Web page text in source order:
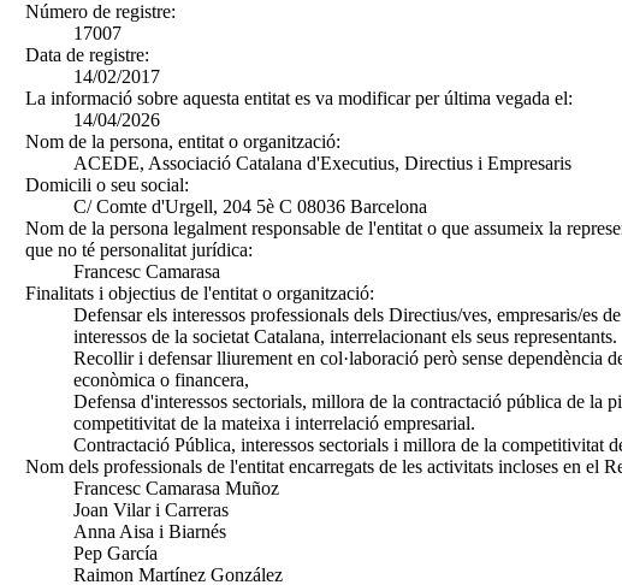
Número de registre:
17007
Data de registre:
14/02/2017
La informació sobre aquesta entitat es va modificar per última vegada el:
14/04/2026
Nom de la persona, entitat o organització:
ACEDE, Associació Catalana d'Executius, Directius i Empresaris
Domicili o seu social:
C/ Comte d'Urgell, 204 5è C 08036 Barcelona
Nom de la persona legalment responsable de l'entitat o que assumeix la
que no té personalitat jurídica:
Francesc Camarasa
Finalitats i objectius de l'entitat o organització:
Defensar els interessos professionals dels Directius/ves, empresaris/es
interessos de la societat Catalana, interrelacionant els seus representants.
Recollir i defensar lliurement en col·laboració però sense dependència
econòmica o financera,
Defensa d'interessos sectorials, millora de la contractació pública de la
competitivitat de la mateixa i interrelació empresarial.
Contractació Pública, interessos sectorials i millora de la competitivitat
Nom dels professionals de l'entitat encarregats de les activitats incloses en el
Francesc Camarasa Muñoz
Joan Vilar i Carreras
Anna Aisa i Biarnés
Pep García
Raimon Martínez González